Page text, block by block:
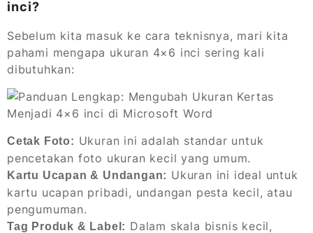
inci?
Sebelum kita masuk ke cara teknisnya, mari kita
pahami mengapa ukuran 4×6 inci sering kali
dibutuhkan:
Cetak Foto: Ukuran ini adalah standar untuk
pencetakan foto ukuran kecil yang umum.
Kartu Ucapan & Undangan: Ukuran ini ideal untuk
kartu ucapan pribadi, undangan pesta kecil, atau
pengumuman.
Tag Produk & Label: Dalam skala bisnis kecil,